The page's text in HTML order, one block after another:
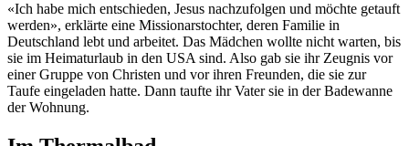
«Ich habe mich entschieden, Jesus nachzufolgen und möchte getauft
werden», erklärte eine Missionarstochter, deren Familie in
Deutschland lebt und arbeitet. Das Mädchen wollte nicht warten, bis
sie im Heimaturlaub in den USA sind. Also gab sie ihr Zeugnis vor
einer Gruppe von Christen und vor ihren Freunden, die sie zur
Taufe eingeladen hatte. Dann taufte ihr Vater sie in der Badewanne
der Wohnung.